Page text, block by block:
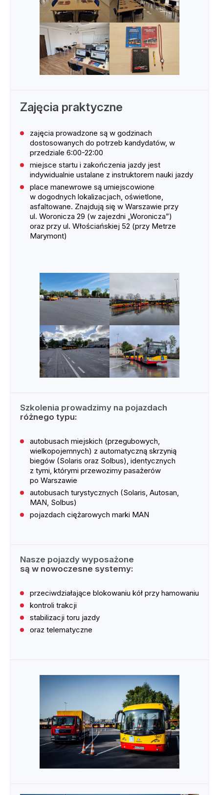
Zajęcia praktyczne
zajęcia prowadzone są w godzinach
dostosowanych do potrzeb kandydatów, w
przedziale 6:00-22:00
miejsce startu i zakończenia jazdy jest
indywidualnie ustalane z instruktorem nauki jazdy
place manewrowe są umiejscowione
w dogodnych lokalizacjach, oświetlone,
asfaltowane. Znajdują się w Warszawie przy
ul. Woronicza 29 (w zajezdni „Woronicza”)
oraz przy ul. Włościańskiej 52 (przy Metrze
Marymont)
Szkolenia prowadzimy na pojazdach
różnego typu:
autobusach miejskich (przegubowych,
wielkopojemnych) z automatyczną skrzynią
biegów (Solaris oraz Solbus), identycznych
z tymi, którymi przewozimy pasażerów
po Warszawie
autobusach turystycznych (Solaris, Autosan,
MAN, Solbus)
pojazdach ciężarowych marki MAN
Nasze pojazdy wyposażone
są w nowoczesne systemy:
przeciwdziałające blokowaniu kół przy hamowaniu
kontroli trakcji
stabilizacji toru jazdy
oraz telematyczne